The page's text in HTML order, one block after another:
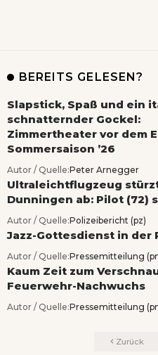
BEREITS GELESEN?
Slapstick, Spaß und ein
schnatternder Gockel:
Zimmertheater vor dem
Sommersaison ’26
Autor / Quelle:Peter Arnegger
Ultraleichtflugzeug
Dunningen ab: Pilot (72)
Autor / Quelle:Polizeibericht (pz)
Jazz-Gottesdienst in
Autor / Quelle:Pressemitteilung
Kaum Zeit zum
Feuerwehr-Nachwuchs
Autor / Quelle:Pressemitteilung
Zurück